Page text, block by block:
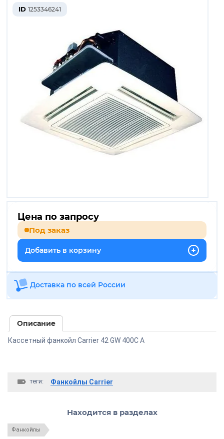
ID 1253346241
Цена по запросу
Под заказ
Добавить в корзину
Доставка по всей России
Описание
Кассетный фанкойл Carrier 42 GW 400C A
теги: Фанкойлы Carrier
Находится в разделах
Фанкойлы